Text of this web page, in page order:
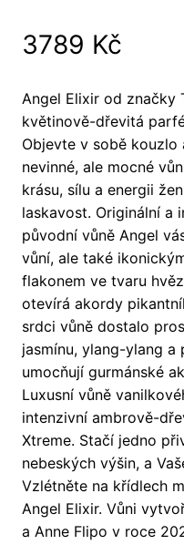
3789 Kč
Angel Elixir od značky
květinově-dřevitá
Objevte v sobě
nevinné, ale mocné
krásu, sílu a energii
laskavost. Originální a
původní vůně Angel
vůní, ale také
flakonem ve tvaru
otevírá akordy
srdci vůně dostalo
jasmínu, ylang-ylang
umocňují gurmánské
Luxusní vůně
intenzivní ambrově-
Xtreme. Stačí jedno
nebeských výšin, a
Vzlétněte na křídlech
Angel Elixir. Vůni
a Anne Flipo v roce